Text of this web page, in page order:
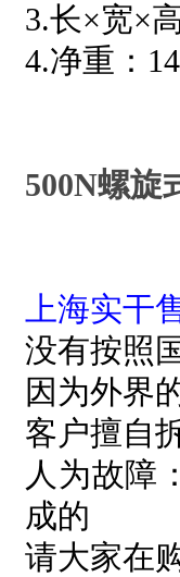
3.长×宽×
4.净重：
500N螺旋
上海实干
没有按照
因为外界
客户擅自
人为故障
成的
请大家在